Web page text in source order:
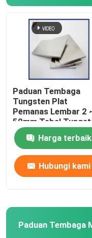
Paduan Tembaga
Tungsten Plat
Pemanas Lembar 2
50mm Tebal
Plat Tembaga
Lembaran Tungsten
Tembaga
Harga terbaik
Hubungi kami
Paduan Tembaga